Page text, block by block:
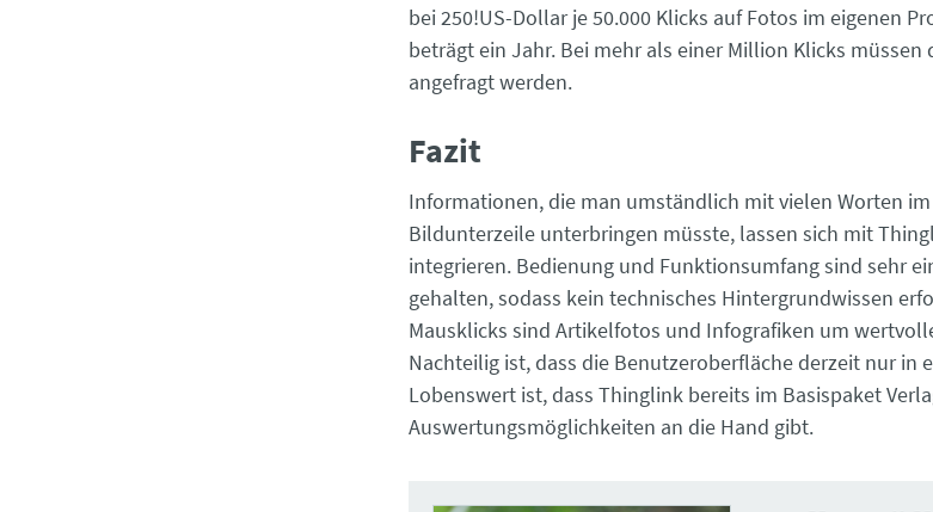
bei 250!US-Dollar je 50.000 Klicks auf Fotos im eigenen
beträgt ein Jahr. Bei mehr als einer Million Klicks müssen
angefragt werden.
Fazit
Informationen, die man umständlich mit vielen Worten
Bildunterzeile unterbringen müsste, lassen sich mit
integrieren. Bedienung und Funktionsumfang sind sehr
gehalten, sodass kein technisches Hintergrundwissen
Mausklicks sind Artikelfotos und Infografiken um
Nachteilig ist, dass die Benutzeroberfläche derzeit nur in
Lobenswert ist, dass Thinglink bereits im Basispaket
Auswertungsmöglichkeiten an die Hand gibt.